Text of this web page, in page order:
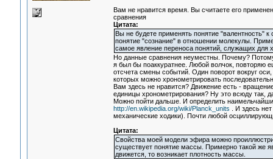
Вам не нравится время. Вы считаете его
сравнения
Цитата:
Вы не будете применять понятие "валентность"
понятие "сознание" в отношении молекулы.
самое явление переноса понятий, служащих для
Но данные сравнения неуместны. Почему? Потому
я был бы поаккуратнее. Любой волчок, повторяю
отсчета смены событий. Один поворот вокруг
которых можно хронометрировать
Вам здесь не нравится? Движение есть -
единицы хронометрирования? Ну это всюду так,
Можно пойти дальше. И определить
http://en.wikipedia.org/wiki/Planck_units . И здесь
механические ходики). Почти любой
Цитата:
Свойства моей модели эфира можно
существует понятие массы. Примерно такой же
движется, то возникает плотность массы.